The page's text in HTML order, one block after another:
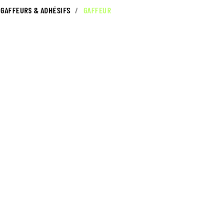
GAFFEURS & ADHÉSIFS GAFFEUR